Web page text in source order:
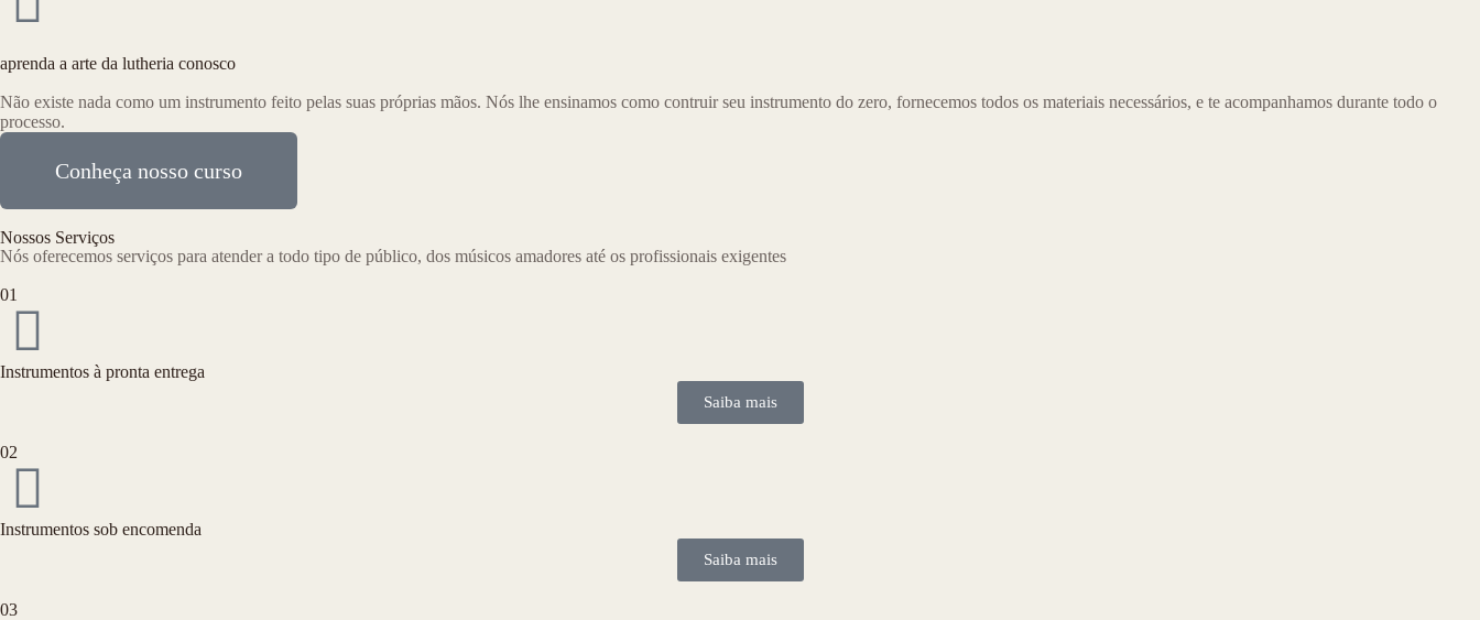
aprenda a arte da lutheria conosco
Não existe nada como um instrumento feito pelas suas próprias mãos. Nós lhe ensinamos como contruir seu instrumento do zero, fornecemos todos os materiais necessários, e te acompanhamos durante todo o
processo.
Conheça nosso curso
Nossos Serviços
Nós oferecemos serviços para atender a todo tipo de público, dos músicos amadores até os profissionais exigentes
01
Instrumentos à pronta entrega
Saiba mais
02
Instrumentos sob encomenda
Saiba mais
03